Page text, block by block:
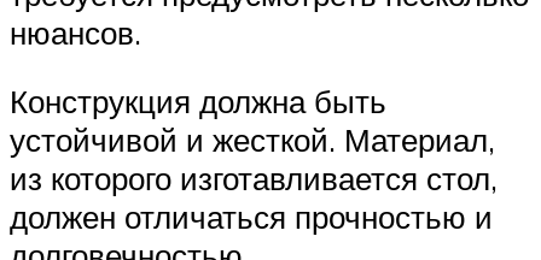
нюансов.
Конструкция должна быть
устойчивой и жесткой. Материал,
из которого изготавливается стол,
должен отличаться прочностью и